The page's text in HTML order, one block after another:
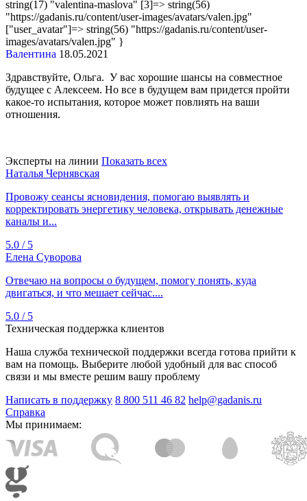
string(17) "valentina-maslova" [3]=> string(56)
"https://gadanis.ru/content/user-images/avatars/valen.jpg"
["user_avatar"]=> string(56) "https://gadanis.ru/content/user-
images/avatars/valen.jpg" }
Валентина 18.05.2021
Здравствуйте, Ольга. У вас хорошие шансы на совместное
будущее с Алексеем. Но все в будущем вам придется пройти
какое-то испытания, которое может повлиять на ваши
отношения.
Эксперты на линии Показать всех
Наталья Чернявская
Провожу сеансы ясновидения, помогаю выявлять и
корректировать энергетику человека, открывать денежные
каналы и...
5.0 / 5
Елена Суворова
Отвечаю на вопросы о будущем, помогу понять, куда
двигаться, и что мешает сейчас....
5.0 / 5
Техническая поддержка клиентов
Наша служба технической поддержки всегда готова прийти к
вам на помощь. Выберите любой удобный для вас способ
связи и мы вместе решим вашу проблему
Написать в поддержку 8 800 511 46 82 help@gadanis.ru
Справка
Мы принимаем: